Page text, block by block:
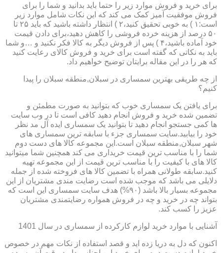
برای خرید و فروش موارد زیر را حتما باید بدانید و شما را برای
فروش موفقیت آمیز کمک می کند که این نکات شامل موارد زیر
است:۱ ) به خوبی تحقیق کنید،۲ ) انتظار داشته باشید که باید ۲۵ تا
۵۰ درصد از هزینه خرده فروشی را کاهش دهید،برای دادن قیمت
خود آماده باشید،۴ ) پس از فروش دیگر به کالا فکر نکنید و …و شما
باید به نکاتی که گفته است برای خرید و فروش کالای رعایت کنید
که هر را در این مقاله برایتان توضیح خواهیم داد.
از چه طریقی بهترین سمساری در سبلان,منطقه سبلان را پیدا
کنیم؟
برای یافتن یک سمساری خوب که بتوانید به صورت مطمئن و
تضمین شده خرید و فروش انجام دهید کافی است تا در وب سایت
ها کمی جستجو انجام دهید تا بتوانید یک سمساری ایده آل مد نظر
خود را بیابید.سایت سمساری جزء با سابقه ترین سمساری های
شهر سبلان,منطقه سبلان است.این مجموعه کالا های دست دوم
شما را با مناسب ترین قیمت خریداری می کند همچنین شما میتوانید
کالا های با کیفیت را با مناسب ترین قیمت از این مجموعه تهیه
کنید.سابقه طولانی همراه با تضمین کالا های فروخته شده از جمله
دلایلی می باشد که موجب شده است رضایت مندی مشتریان از این
مجموعه بسیار بالا باشد (۹۰%) هدف سایت سمساری این است که
بتواند چه در خرید و چه در فروش همواره رضایتمندی مشتریان
عزیز را کسب کند.
آشنایی با موارد خرید لوازم کارکرده از سمساری در سال 1401
اکنون که دل به دریا زده اید و قصد استفاده از نکات مهم در خصوص